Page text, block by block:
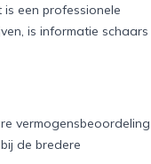
een professionele
is informatie
vermogensbeoordeling
de bredere